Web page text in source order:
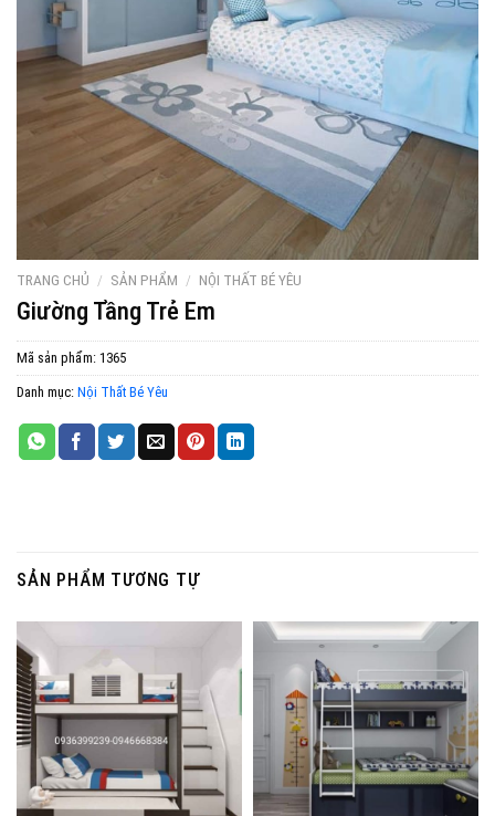
TRANG CHỦ / SẢN PHẨM / NỘI THẤT BÉ YÊU
Giường Tầng Trẻ Em
Mã sản phẩm: 1365
Danh mục: Nội Thất Bé Yêu
SẢN PHẨM TƯƠNG TỰ